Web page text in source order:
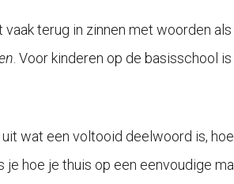
terug in zinnen met woorden als
. Voor kinderen op de basisschool
wat een voltooid deelwoord is,
je hoe je thuis op een eenvoudige